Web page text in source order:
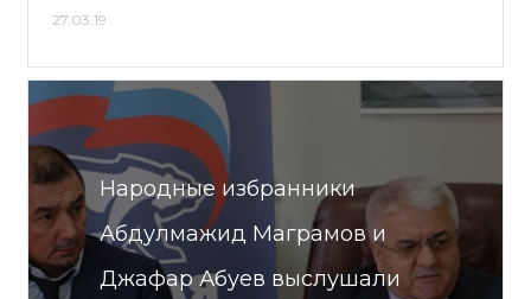
27.03.19
Народные избранники
Абдулмажид Маграмов и
Джафар Абуев выслушали